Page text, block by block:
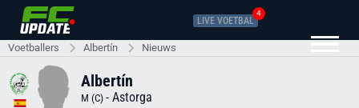
LIVE VOETBAL
4
Voetballers Albertín Nieuws
Albertín
M (C) - Astorga